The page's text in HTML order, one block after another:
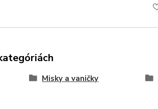
Misky a vaničky